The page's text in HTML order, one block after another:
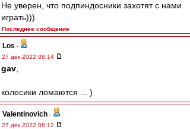
Не уверен, что подпиндосники захотят с нами
играть)))
Последнее сообщение
Los -
27 дек 2022 08:14
gav
колесики ломаются ... )
Valentinovich -
27 дек 2022 08:12